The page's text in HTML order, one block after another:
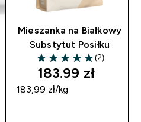
Mieszanka na Białkowy
Substytut Posiłku
5 out of 5 stars
(2)
183.99 zł‎
183,99 zł‎/kg